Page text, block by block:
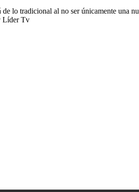
lo tradicional al no ser únicamente una
Líder Tv